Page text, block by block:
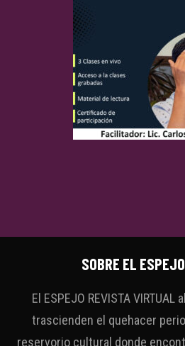
SOBRE EL
El ESPEJO REVISTA
trascienden el quehacer
reservorio cultural donde